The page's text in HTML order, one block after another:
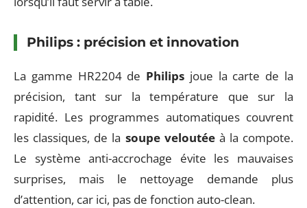
Philips : précision et innovation
La gamme HR2204 de Philips joue la carte de la
précision, tant sur la température que sur la
rapidité. Les programmes automatiques couvrent
les classiques, de la soupe veloutéeà la compote.
Le système anti-accrochage évite les mauvaises
surprises, mais le nettoyage demande plus
d’attention, car ici, pas de fonction auto-clean.